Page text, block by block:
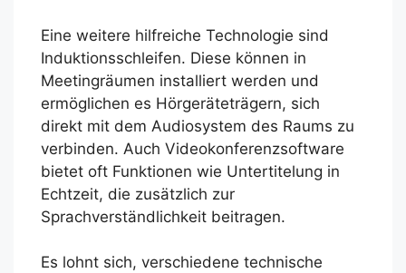
Eine weitere hilfreiche Technologie sind
Induktionsschleifen. Diese können in
Meetingräumen installiert werden und
ermöglichen es Hörgeräteträgern, sich
direkt mit dem Audiosystem des Raums zu
verbinden. Auch Videokonferenzsoftware
bietet oft Funktionen wie Untertitelung in
Echtzeit, die zusätzlich zur
Sprachverständlichkeit beitragen.
Es lohnt sich, verschiedene technische